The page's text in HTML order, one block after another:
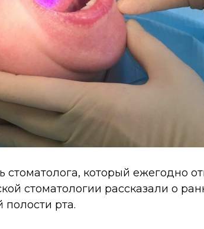
который ежегодно
стоматологии рассказали о
полости рта.